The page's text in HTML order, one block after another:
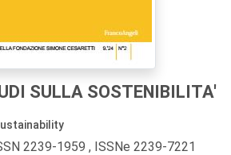
SULLA SOSTENIBILITA'
2239-1959 , ISSNe 2239-7221